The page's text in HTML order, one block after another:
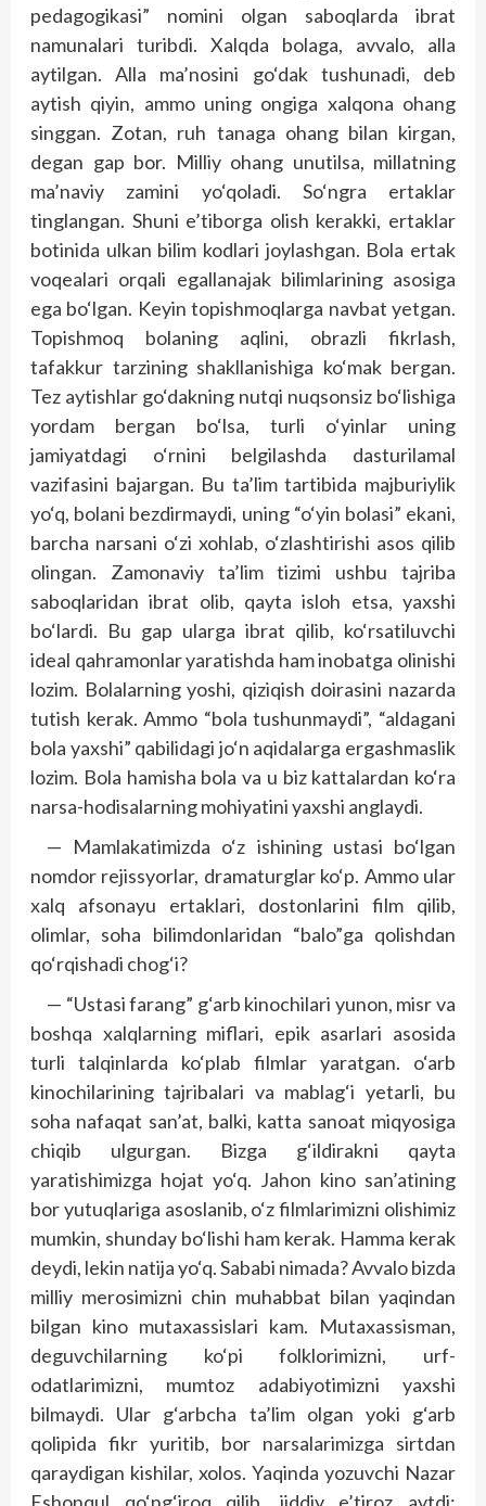
pedagogikasi” nomini olgan saboqlarda ibrat
namunalari turibdi. Xalqda bolaga, avvalo, alla
aytilgan. Alla ma’nosini go‘dak tushunadi, deb
aytish qiyin, ammo uning ongiga xalqona ohang
singgan. Zotan, ruh tanaga ohang bilan kirgan,
degan gap bor. Milliy ohang unutilsa, millatning
ma’naviy zamini yo‘qoladi. So‘ngra ertaklar
tinglangan. Shuni e’tiborga olish kerakki, ertaklar
botinida ulkan bilim kodlari joylashgan. Bola ertak
voqealari orqali egallanajak bilimlarining asosiga
ega bo‘lgan. Keyin topishmoqlarga navbat yetgan.
Topishmoq bolaning aqlini, obrazli fikrlash,
tafakkur tarzining shakllanishiga ko‘mak bergan.
Tez aytishlar go‘dakning nutqi nuqsonsiz bo‘lishiga
yordam bergan bo‘lsa, turli o‘yinlar uning
jamiyatdagi o‘rnini belgilashda dasturilamal
vazifasini bajargan. Bu ta’lim tartibida majburiylik
yo‘q, bolani bezdirmaydi, uning “o‘yin bolasi” ekani,
barcha narsani o‘zi xohlab, o‘zlashtirishi asos qilib
olingan. Zamonaviy ta’lim tizimi ushbu tajriba
saboqlaridan ibrat olib, qayta isloh etsa, yaxshi
bo‘lardi. Bu gap ularga ibrat qilib, ko‘rsatiluvchi
ideal qahramonlar yaratishda ham inobatga olinishi
lozim. Bolalarning yoshi, qiziqish doirasini nazarda
tutish kerak. Ammo “bola tushunmaydi”, “aldagani
bola yaxshi” qabilidagi jo‘n aqidalarga ergashmaslik
lozim. Bola hamisha bola va u biz kattalardan ko‘ra
narsa-hodisalarning mohiyatini yaxshi anglaydi.
— Mamlakatimizda o‘z ishining ustasi bo‘lgan
nomdor rejissyorlar, dramaturglar ko‘p. Ammo ular
xalq afsonayu ertaklari, dostonlarini film qilib,
olimlar, soha bilimdonlaridan “balo”ga qolishdan
qo‘rqishadi chog‘i?
— “Ustasi farang” g‘arb kinochilari yunon, misr va
boshqa xalqlarning miflari, epik asarlari asosida
turli talqinlarda ko‘plab filmlar yaratgan. o‘arb
kinochilarining tajribalari va mablag‘i yetarli, bu
soha nafaqat san’at, balki, katta sanoat miqyosiga
chiqib ulgurgan. Bizga g‘ildirakni qayta
yaratishimizga hojat yo‘q. Jahon kino san’atining
bor yutuqlariga asoslanib, o‘z filmlarimizni olishimiz
mumkin, shunday bo‘lishi ham kerak. Hamma kerak
deydi, lekin natija yo‘q. Sababi nimada? Avvalo bizda
milliy merosimizni chin muhabbat bilan yaqindan
bilgan kino mutaxassislari kam. Mutaxassisman,
deguvchilarning ko‘pi folklorimizni, urf-
odatlarimizni, mumtoz adabiyotimizni yaxshi
bilmaydi. Ular g‘arbcha ta’lim olgan yoki g‘arb
qolipida fikr yuritib, bor narsalarimizga sirtdan
qaraydigan kishilar, xolos. Yaqinda yozuvchi Nazar